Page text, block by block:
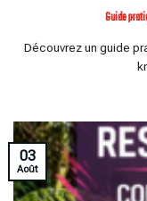
Guide
Découvrez un guide
03
Août